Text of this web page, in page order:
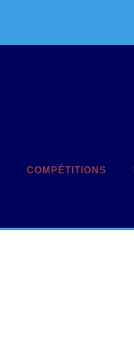
COMPÉTITIONS